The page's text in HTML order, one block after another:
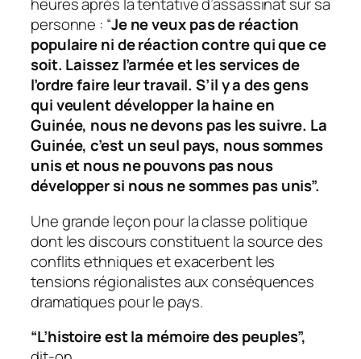
personne : “Je ne veux pas de réaction
populaire ni de réaction contre qui que ce
soit. Laissez l’armée et les services de
l’ordre faire leur travail. S’il y a des gens
qui veulent développer la haine en
Guinée, nous ne devons pas les suivre. La
Guinée, c’est un seul pays, nous sommes
unis et nous ne pouvons pas nous
développer si nous ne sommes pas unis”.
Une grande leçon pour la classe politique
dont les discours constituent la source des
conflits ethniques et exacerbent les
tensions régionalistes aux conséquences
dramatiques pour le pays.
“L’histoire est la mémoire des peuples”,